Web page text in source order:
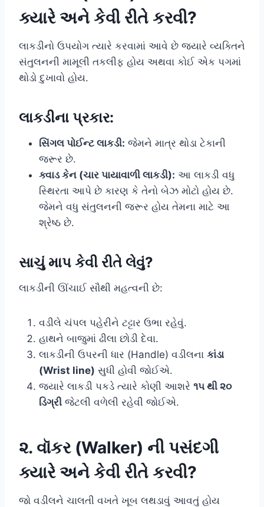
ક્યારે અને કેવી રીતે કરવી?
લાકડીનો ઉપયોગ ત્યારે કરવામાં આવે છે જ્યારે વ્યક્તિને
સંતુલનની મામૂલી તકલીફ હોય અથવા કોઈ એક પગમાં
થોડો દુખાવો હોય.
લાકડીના પ્રકાર:
સિંગલ પોઈન્ટ લાકડી: જેમને માત્ર થોડા ટેકાની
જરૂર છે.
ક્વાડ કેન (ચાર પાયાવાળી લાકડી): આ લાકડી વધુ
સ્થિરતા આપે છે કારણ કે તેનો બેઝ મોટો હોય છે.
જેમને વધુ સંતુલનની જરૂર હોય તેમના માટે આ
શ્રેષ્ઠ છે.
સાચું માપ કેવી રીતે લેવું?
લાકડીની ઊંચાઈ સૌથી મહત્વની છે:
વડીલે ચંપલ પહેરીને ટટ્ટાર ઉભા રહેવું.
હાથને બાજુમાં ઢીલા છોડી દેવા.
લાકડીની ઉપરની ધાર (Handle) વડીલના કાંડા
(Wrist line) સુધી હોવી જોઈએ.
જ્યારે લાકડી પકડે ત્યારે કોણી આશરે ૧૫ થી ૨૦
ડિગ્રી જેટલી વળેલી રહેવી જોઈએ.
૨. વૉકર (Walker) ની પસંદગી
ક્યારે અને કેવી રીતે કરવી?
જો વડીલને ચાલતી વખતે ખૂબ લથડાવું આવતું હોય